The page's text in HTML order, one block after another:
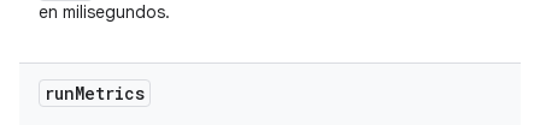
en milisegundos.
runMetrics